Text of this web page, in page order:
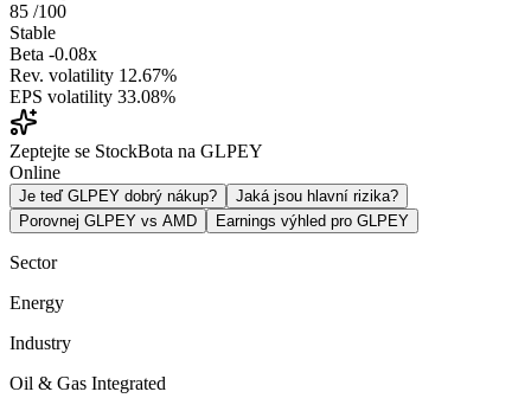
85 /100
Stable
Beta -0.08x
Rev. volatility 12.67%
EPS volatility 33.08%
Zeptejte se StockBota na GLPEY
Online
Je teď GLPEY dobrý nákup?
Jaká jsou hlavní rizika?
Porovnej GLPEY vs AMD
Earnings výhled pro GLPEY
Sector
Energy
Industry
Oil & Gas Integrated